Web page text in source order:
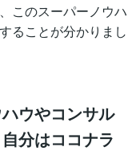
このスーパーノウハ
ることが分かりまし
ウやコンサル
分はココナラ